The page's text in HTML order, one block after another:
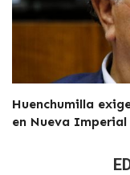
Huenchumilla
en Nueva Imperial